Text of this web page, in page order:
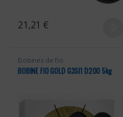
21,21 €
Bobines de fio
BOBINE FIO GOLD G3SI1 D200 5kg